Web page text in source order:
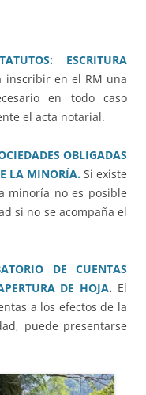
ESCRITURA
inscribir en el RM una
en todo caso
el acta notarial.
OBLIGADAS
LA MINORÍA. Si existe
minoría no es posible
si no se acompaña el
DE CUENTAS
DE HOJA. El
a los efectos de la
puede presentarse